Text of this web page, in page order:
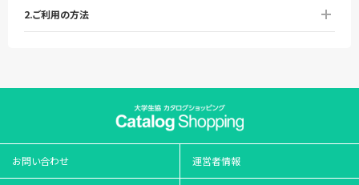
2.ご利用の方法
お問い合わせ 運営者情報